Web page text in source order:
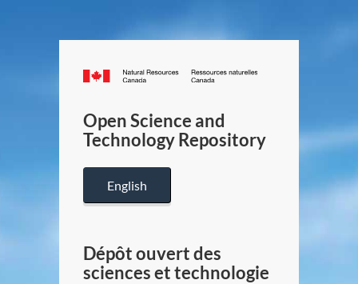
Canada.ca
/
Canada
Open Science and
Technology Repository
English
Dépôt ouvert des
sciences et technologie